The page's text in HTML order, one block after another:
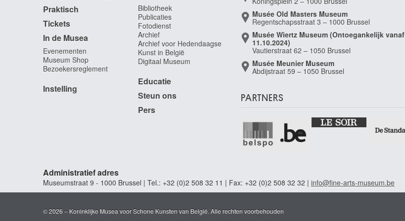
Praktisch
Tickets
In de Musea
Evenementen
Museum Shop
Bezoekersreglement
Instelling
Bibliotheek
Publicaties
Fotodienst
Archief
Archief voor Hedendaagse
Kunst in België
Digitaal Museum
Educatie
Steun ons
Pers
Musée Old Masters Museum
Regentschapsstraat 3 – 1000 Brussel
Musée Wiertz Museum (Ontoegankelijk vanaf
11.10.2024)
Vautierstraat 62 – 1050 Brussel
Musée Meunier Museum
Abdijstraat 59 – 1050 Brussel
PARTNERS
Administratief adres
Museumstraat 9 - 1000 Brussel | Tel.: +32 (0)2 508 32 11 | Fax: +32 (0)2 508 32 32 | info@fine-arts-museum.be
© 2026 – Koninklijke Musea voor Schone Kunsten van België. Alle rechten voorbehouden